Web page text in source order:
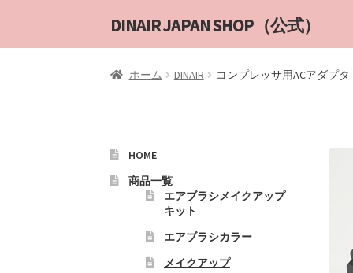
ナ
ビ
ー
へ
ス
コ
ン
ン
キ
ッ
DINAIR JAPAN SHOP（公式）
ホーム DINAIR コンプレッサ用ACアダプタ
HOME
商品一覧
エアブラシメイクアップ
キット
エアブラシカラー
メイクアップ